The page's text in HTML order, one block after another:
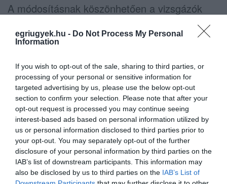
egriugyek.hu - Do Not Process My Personal
Information
If you wish to opt-out of the sale, sharing to third parties, or
processing of your personal or sensitive information for
targeted advertising by us, please use the below opt-out
section to confirm your selection. Please note that after your
opt-out request is processed you may continue seeing
interest-based ads based on personal information utilized by
us or personal information disclosed to third parties prior to
your opt-out. You may separately opt-out of the further
disclosure of your personal information by third parties on the
IAB’s list of downstream participants. This information may
also be disclosed by us to third parties on the IAB’s List of
A módosításnak köszönhetően a vizsgázók
akkreditált vizsgahelyszín helyett, elektronikus
úton bárhol, akár otthon is letehetik a
megoldás ősztől nem csupán veszélyhelyzeti
intézkedésként alkalmazható, beépül a
szolgáltatás nyújtására felkészült
vizsgaközpontok általános gyakorlatába –
olvasható a közleményben.
Ingyen nyelvvizsgázhatnak és KRESZ-
vizsgázhatnak a kismamák júliustól